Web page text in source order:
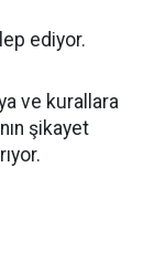
ediyor.
ve kurallara
şikayet